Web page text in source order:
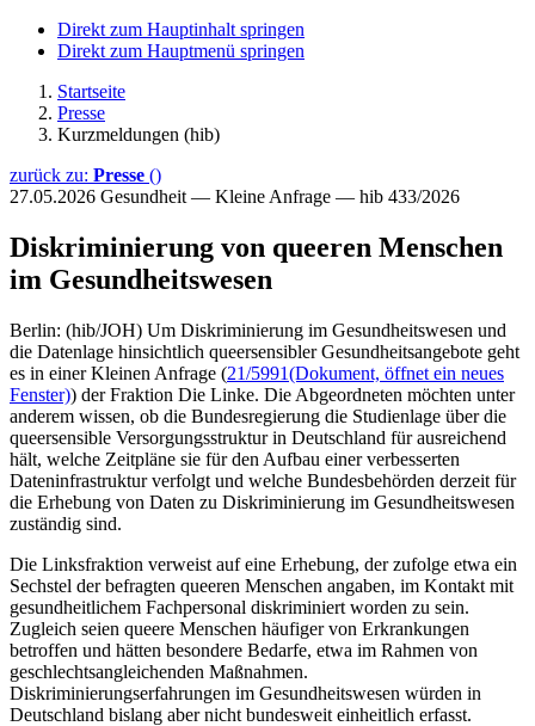
Direkt zum Hauptinhalt springen
Direkt zum Hauptmenü springen
Startseite
Presse
Kurzmeldungen (hib)
zurück zu: Presse ()
27.05.2026 Gesundheit — Kleine Anfrage — hib 433/2026
Diskriminierung von queeren Menschen
im Gesundheitswesen
Berlin: (hib/JOH) Um Diskriminierung im Gesundheitswesen und
die Datenlage hinsichtlich queersensibler Gesundheitsangebote geht
es in einer Kleinen Anfrage (21/5991(Dokument, öffnet ein neues
Fenster)) der Fraktion Die Linke. Die Abgeordneten möchten unter
anderem wissen, ob die Bundesregierung die Studienlage über die
queersensible Versorgungsstruktur in Deutschland für ausreichend
hält, welche Zeitpläne sie für den Aufbau einer verbesserten
Dateninfrastruktur verfolgt und welche Bundesbehörden derzeit für
die Erhebung von Daten zu Diskriminierung im Gesundheitswesen
zuständig sind.
Die Linksfraktion verweist auf eine Erhebung, der zufolge etwa ein
Sechstel der befragten queeren Menschen angaben, im Kontakt mit
gesundheitlichem Fachpersonal diskriminiert worden zu sein.
Zugleich seien queere Menschen häufiger von Erkrankungen
betroffen und hätten besondere Bedarfe, etwa im Rahmen von
geschlechtsangleichenden Maßnahmen.
Diskriminierungserfahrungen im Gesundheitswesen würden in
Deutschland bislang aber nicht bundesweit einheitlich erfasst.